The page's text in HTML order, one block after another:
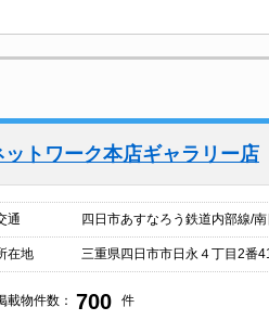
トワーク本店ギャラリー店
通 四日市あすなろう鉄道内部線/南
在地 三重県四日市市日永４丁目2番
載物件数： 700 件